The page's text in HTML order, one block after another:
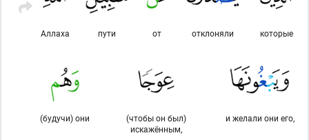
которые
отклоняли
от
пути
Аллаха
и желали они его,
(чтобы он был)
искажённым,
(будучи) они